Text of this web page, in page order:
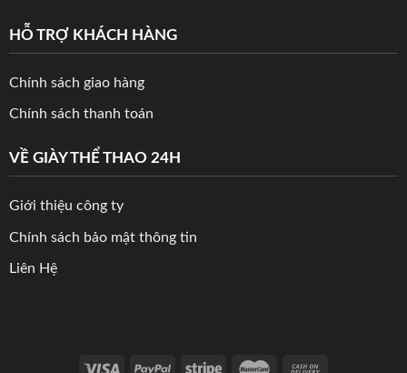
HỖ TRỢ KHÁCH HÀNG
Chính sách giao hàng
Chính sách thanh toán
VỀ GIÀY THỂ THAO 24H
Giới thiệu công ty
Chính sách bảo mật thông tin
Liên Hệ